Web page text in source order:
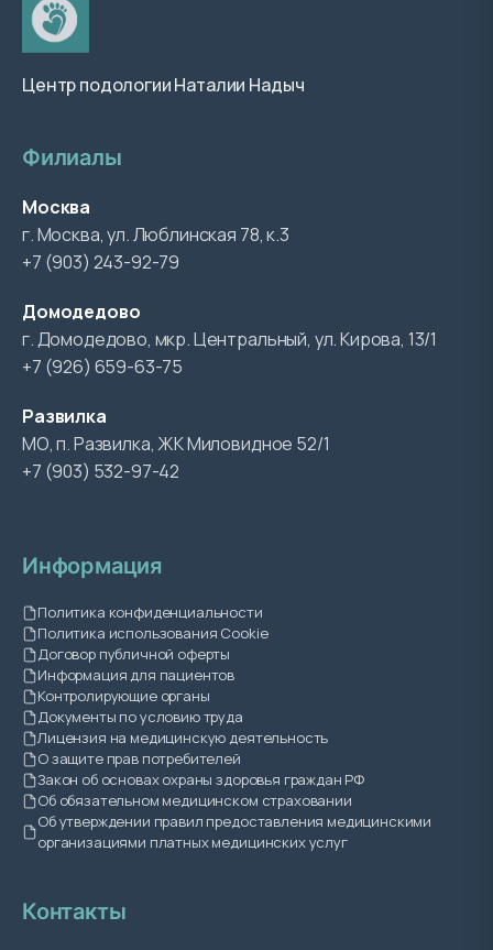
Центр подологии Наталии Надыч
Филиалы
Москва
г. Москва, ул. Люблинская 78, к.3
+7 (903) 243-92-79
Домодедово
г. Домодедово, мкр. Центральный, ул. Кирова, 13/1
+7 (926) 659-63-75
Развилка
МО, п. Развилка, ЖК Миловидное 52/1
+7 (903) 532-97-42
Информация
Политика конфиденциальности
Политика использования Cookie
Договор публичной оферты
Информация для пациентов
Контролирующие органы
Документы по условию труда
Лицензия на медицинскую деятельность
О защите прав потребителей
Закон об основах охраны здоровья граждан РФ
Об обязательном медицинском страховании
Об утверждении правил предоставления медицинскими
организациями платных медицинских услуг
Контакты